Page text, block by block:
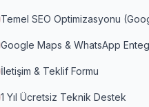
Temel SEO Optimizasyonu
Google Maps & WhatsApp
İletişim & Teklif Formu
1 Yıl Ücretsiz Teknik Destek